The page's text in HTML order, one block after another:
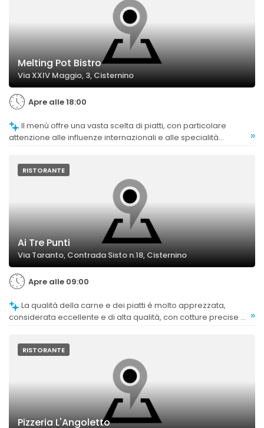
Melting Pot Bistro
Via XXIV Maggio, 3, Cisternino
Apre alle 18:00
attenzione alle influenze internazionali e alle specialità
»
RISTORANTE
Ai Tre Punti
Via Taranto, Contrada Sisto n.18, Cisternino
Apre alle 09:00
considerata eccellente e di alta qualità, con cotture precise e »
RISTORANTE
Pizzeria L'Angoletto